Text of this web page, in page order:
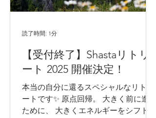
【受付終了】Shastaリトリ
ート 2025 開催決定！
本当の自分に還るスペシャルなリトリ
ートです✨ 原点回帰。 大きく前に進む
ために、 大きくエネルギーをシフトす
読了時間: 1分